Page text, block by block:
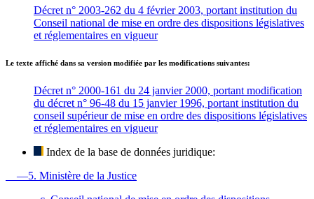
Décret n° 2003-262 du 4 février 2003, portant institution du
Conseil national de mise en ordre des dispositions législatives
et réglementaires en vigueur
Le texte affiché dans sa version modifiée par les modifications suivantes:
Décret n° 2000-161 du 24 janvier 2000, portant modification
du décret n° 96-48 du 15 janvier 1996, portant institution du
conseil supérieur de mise en ordre des dispositions législatives
et réglementaires en vigueur
Index de la base de données juridique:
—5. Ministère de la Justice